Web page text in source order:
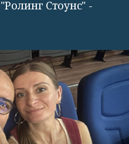
Стоунс" -